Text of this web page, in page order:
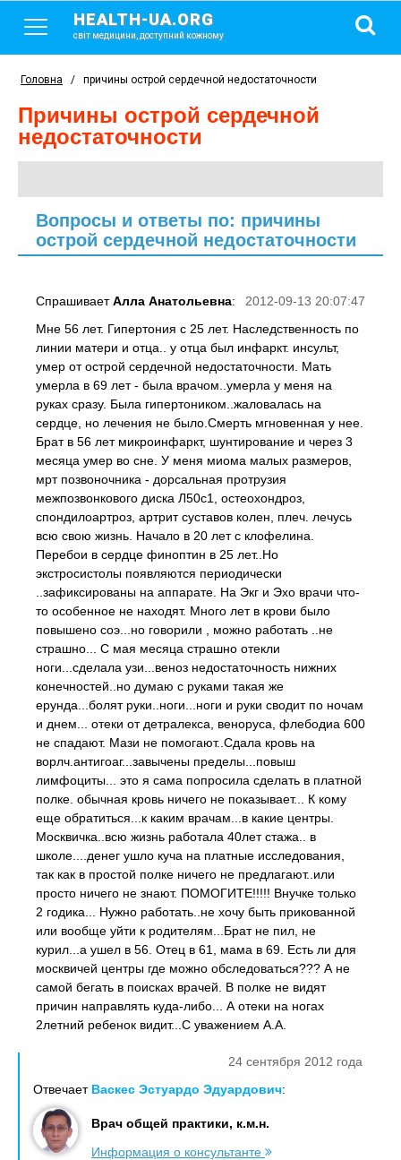
HEALTH-UA.ORG
світ медицини, доступний кожному
Головна / причины острой сердечной недостаточности
причины острой сердечной
недостаточности
Вопросы и ответы по: причины
острой сердечной недостаточности
2012-09-13 20:07:47
СпрашиваетАлла Анатольевна:
Мне 56 лет. Гипертония с 25 лет. Наследственность по
линии матери и отца.. у отца был инфаркт. инсульт,
умер от острой сердечной недостаточности. Мать
умерла в 69 лет - была врачом..умерла у меня на
руках сразу. Была гипертоником..жаловалась на
сердце, но лечения не было.Смерть мгновенная у нее.
Брат в 56 лет микроинфаркт, шунтирование и через 3
месяца умер во сне. У меня миома малых размеров,
мрт позвоночника - дорсальная протрузия
межпозвонкового диска Л50с1, остеохондроз,
спондилоартроз, артрит суставов колен, плеч. лечусь
всю свою жизнь. Начало в 20 лет с клофелина.
Перебои в сердце финоптин в 25 лет..Но
экстросистолы появляются периодически
..зафиксированы на аппарате. На Экг и Эхо врачи что-
то особенное не находят. Много лет в крови было
повышено соэ...но говорили , можно работать ..не
страшно... С мая месяца страшно отекли
ноги...сделала узи...веноз недостаточность нижних
конечностей..но думаю с руками такая же
ерунда...болят руки..ноги...ноги и руки сводит по ночам
и днем... отеки от детралекса, веноруса, флебодиа 600
не спадают. Мази не помогают..Сдала кровь на
ворлч.антигоаг...завычены пределы...повыш
лимфоциты... это я сама попросила сделать в платной
полке. обычная кровь ничего не показывает... К кому
еще обратиться...к каким врачам...в какие центры.
Москвичка..всю жизнь работала 40лет стажа.. в
школе....денег ушло куча на платные исследования,
так как в простой полке ничего не предлагают..или
просто ничего не знают. ПОМОГИТЕ!!!!! Внучке только
2 годика... Нужно работать..не хочу быть прикованной
или вообще уйти к родителям...Брат не пил, не
курил...а ушел в 56. Отец в 61, мама в 69. Есть ли для
москвичей центры где можно обследоваться??? А не
самой бегать в поисках врачей. В полке не видят
причин направлять куда-либо... А отеки на ногах
2летний ребенок видит...С уважением А.А.
24 сентября 2012 года
Отвечает Васкес Эстуардо Эдуардович:
Врач общей практики, к.м.н.
Информация о консультанте